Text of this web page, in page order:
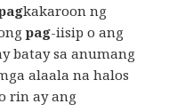
kakaroon ng
pag-iisip o ang
batay sa anumang
alaala na halos
rin ay ang